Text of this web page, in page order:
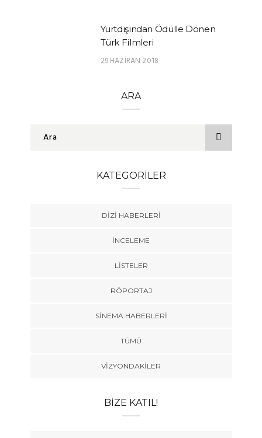
Yurtdışından Ödülle Dönen
Türk Filmleri
29 HAZIRAN 2018
ARA
KATEGORILER
DIZI HABERLERI
İNCELEME
LISTELER
RÖPORTAJ
SINEMA HABERLERI
TÜMÜ
VIZYONDAKILER
BIZE KATIL!